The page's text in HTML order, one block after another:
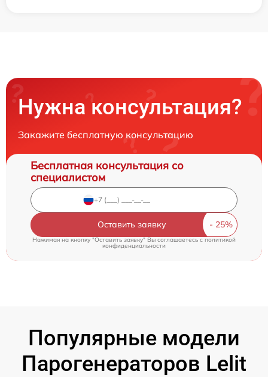
Нужна консультация?
Закажите бесплатную консультацию
Бесплатная консультация со
специалистом
Оставить заявку
Нажимая на кнопку "Оставить заявку" Вы соглашаетесь cполитикой
конфиденциальности
Популярные модели
Парогенераторов Lelit